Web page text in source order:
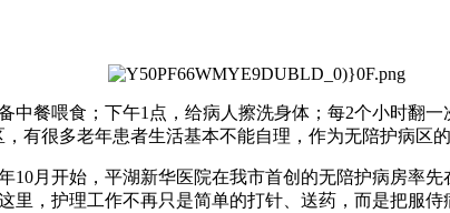
中餐喂食；下午1点，给病人擦洗身体；每2个小时
有很多老年患者生活基本不能自理，作为无陪护病区
月开始，平湖新华医院在我市首创的无陪护病房率
，护理工作不再只是简单的打针、送药，而是把服